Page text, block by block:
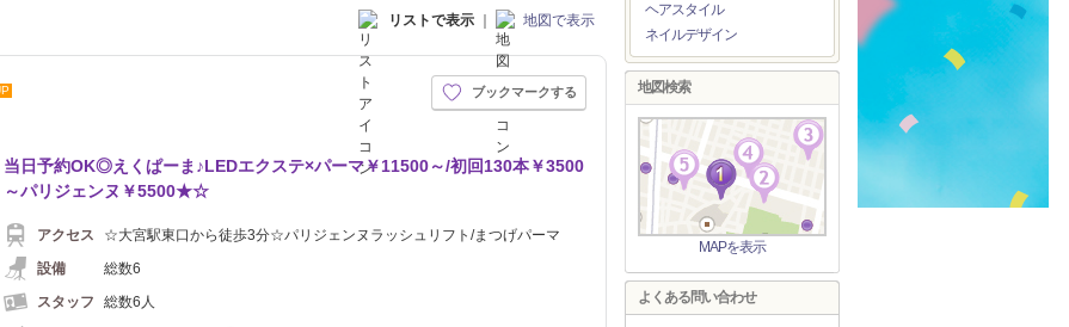
リストで表示 ｜ 地図で表示
ブックマークする
当日予約OK◎えくぱーま♪LEDエクステ×パーマ￥11500～/初回130本￥3500
～パリジェンヌ￥5500★☆
アクセス
☆大宮駅東口から徒歩3分☆パリジェンヌラッシュリフト/まつげパーマ
設備
総数6
スタッフ
総数6人
ヘアスタイル
ネイルデザイン
地図検索
MAPを表示
よくある問い合わせ